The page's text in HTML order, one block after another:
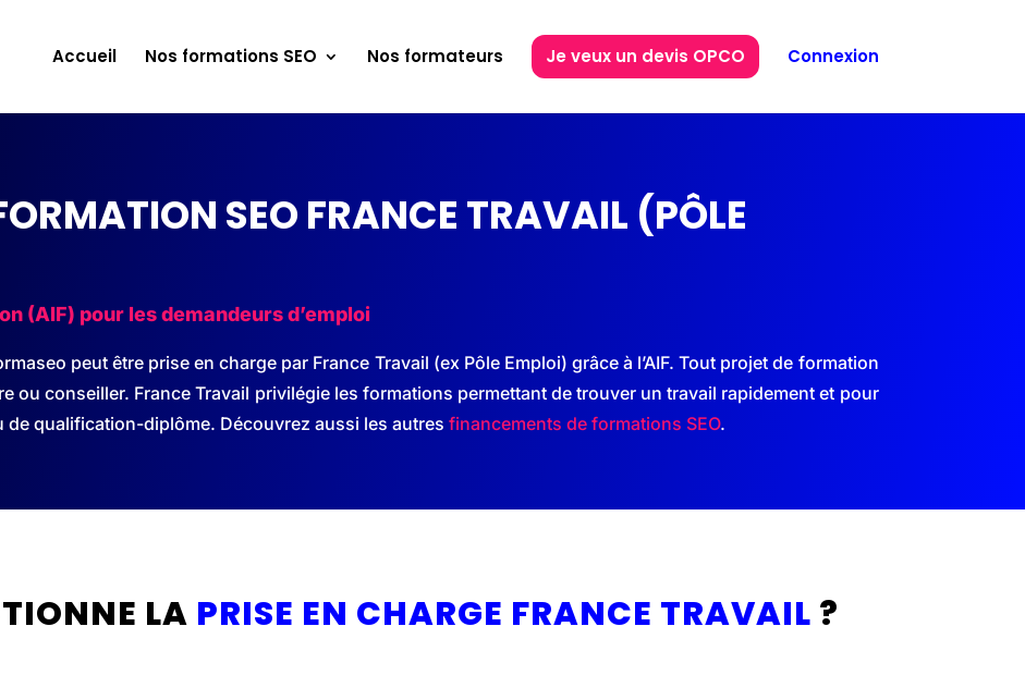
Accueil Nos formations SEO Nos formateurs Je veux un devis OPCO Connexion
SEO FRANCE TRAVAIL (PÔLE
(AIF) pour les demandeurs d’emploi
peut être prise en charge par France Travail (ex Pôle Emploi) grâce à l’AIF. Tout projet de formation
ou conseiller. France Travail privilégie les formations permettant de trouver untravail rapidement et pour
de qualification-diplôme. Découvrez aussi les autresfinancements de formations SEO.
LA PRISE EN CHARGE FRANCE TRAVAIL ?